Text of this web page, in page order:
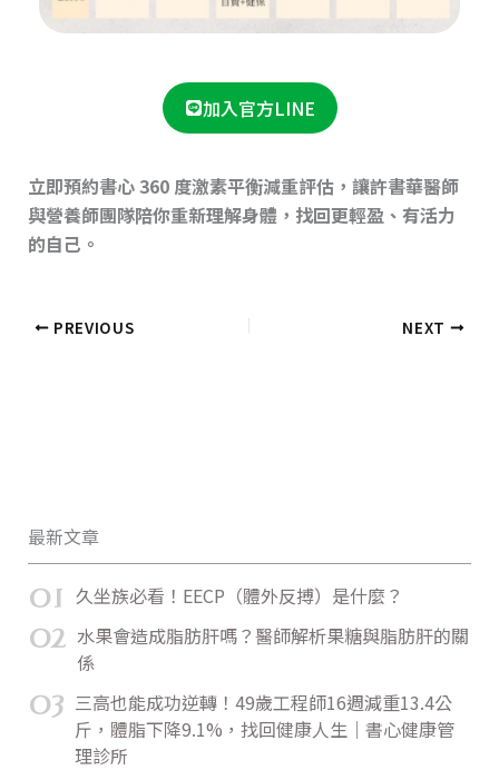
加入官方LINE
立即預約書心 360 度激素平衡減重評估，讓許書華醫師
與營養師團隊陪你重新理解身體，找回更輕盈、有活力
的自己。
PREVIOUS NEXT
最新文章
01 久坐族必看！EECP（體外反搏）是什麼？
02 水果會造成脂肪肝嗎？醫師解析果糖與脂肪肝的關
係
03 三高也能成功逆轉！49歲工程師16週減重13.4公
斤，體脂下降9.1%，找回健康人生｜書心健康管
理診所